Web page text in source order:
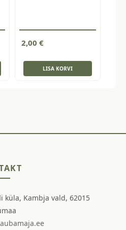
2,00 €
LISA KORVI
küla, Kambja vald, 62015